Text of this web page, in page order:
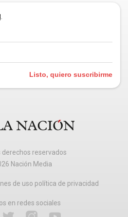
Listo, quiero suscribirme
derechos reservados
Nación Media
de uso política de privacidad
en redes sociales